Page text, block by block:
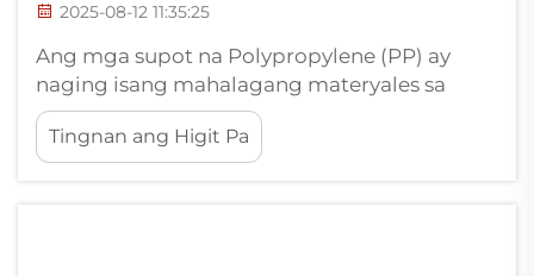
2025-08-12 11:35:25
Ang mga supot na Polypropylene (PP) ay
naging isang mahalagang materyales sa
modernong industriya ng pangangasiwa
dahil sa kanilang tibay, magaan, at mura.
Malawakang ginagamit ang mga ito sa
Tingnan ang Higit Pa